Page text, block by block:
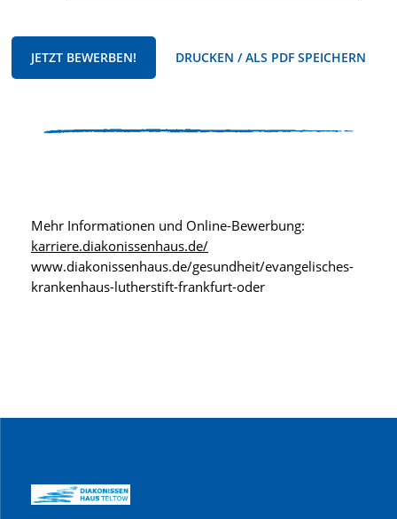
JETZT BEWERBEN! DRUCKEN / ALS PDF SPEICHERN
Mehr Informationen und Online-Bewerbung:
karriere.diakonissenhaus.de/
www.diakonissenhaus.de/gesundheit/evangelisches-
krankenhaus-lutherstift-frankfurt-oder